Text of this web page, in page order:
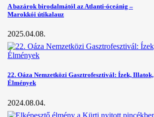
A bazárok birodalmától az Atlanti-óceánig –
Marokkói útikalauz
2025.04.08.
22. Oáza Nemzetközi Gasztrofesztivál: Ízek, Illatok,
Élmények
2024.08.04.